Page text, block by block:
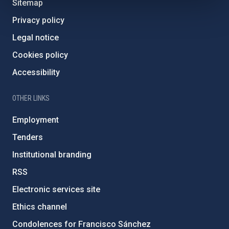
Sitemap
Privacy policy
Legal notice
Cookies policy
Accessibility
OTHER LINKS
Employment
Tenders
Institutional branding
RSS
Electronic services site
Ethics channel
Condolences for Francisco Sánchez